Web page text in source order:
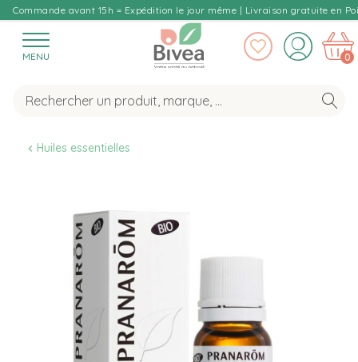
Commande avant 15h = Expédition le jour même | Livraison gratuite en
MENU 0
Huiles essentielles